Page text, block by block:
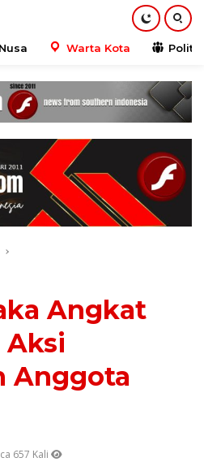
Warta Kota Politik
Angkat
Aksi
Anggota
657 Kali